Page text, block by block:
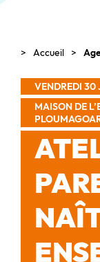
Accueil
VENDREDI 30
MAISON DE